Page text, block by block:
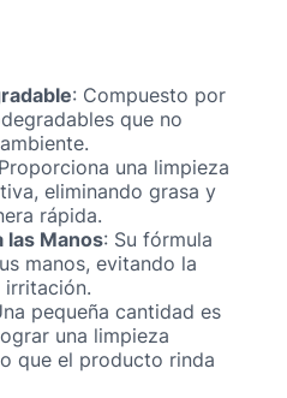
: Compuesto por
que no
una limpieza
eliminando grasa y
rápida.
las Manos: Su fórmula
manos, evitando la
irritación.
pequeña cantidad es
una limpieza
que el producto rinda